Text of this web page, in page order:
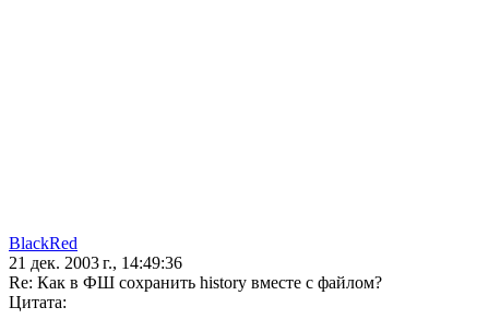
BlackRed
21 дек. 2003 г., 14:49:36
Re: Как в ФШ сохранить history вместе с файлом?
Цитата: